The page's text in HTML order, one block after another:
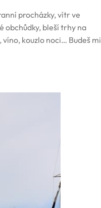
procházky, vítr ve
obchůdky, bleší trhy na
kouzlo noci… Budeš mi